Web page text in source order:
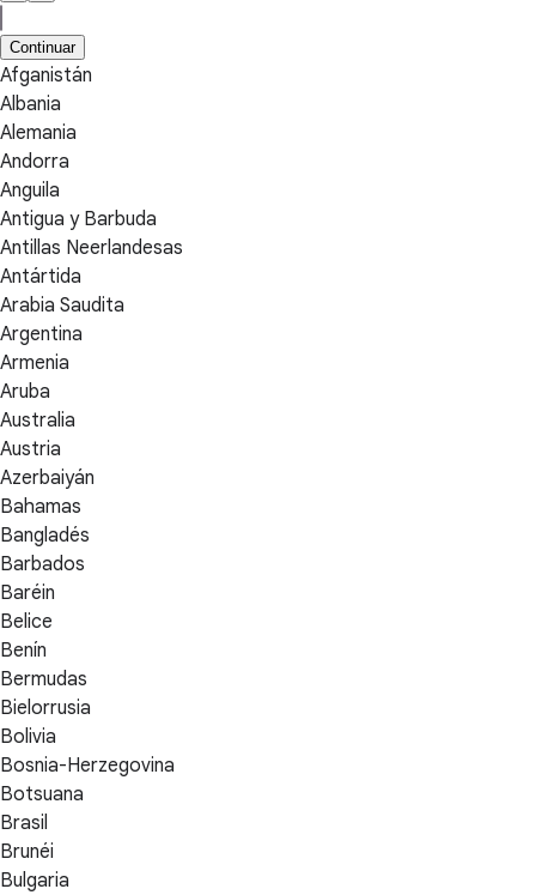
Continuar
Afganistán
Albania
Alemania
Andorra
Anguila
Antigua y Barbuda
Antillas Neerlandesas
Antártida
Arabia Saudita
Argentina
Armenia
Aruba
Australia
Austria
Azerbaiyán
Bahamas
Bangladés
Barbados
Baréin
Belice
Benín
Bermudas
Bielorrusia
Bolivia
Bosnia-Herzegovina
Botsuana
Brasil
Brunéi
Bulgaria